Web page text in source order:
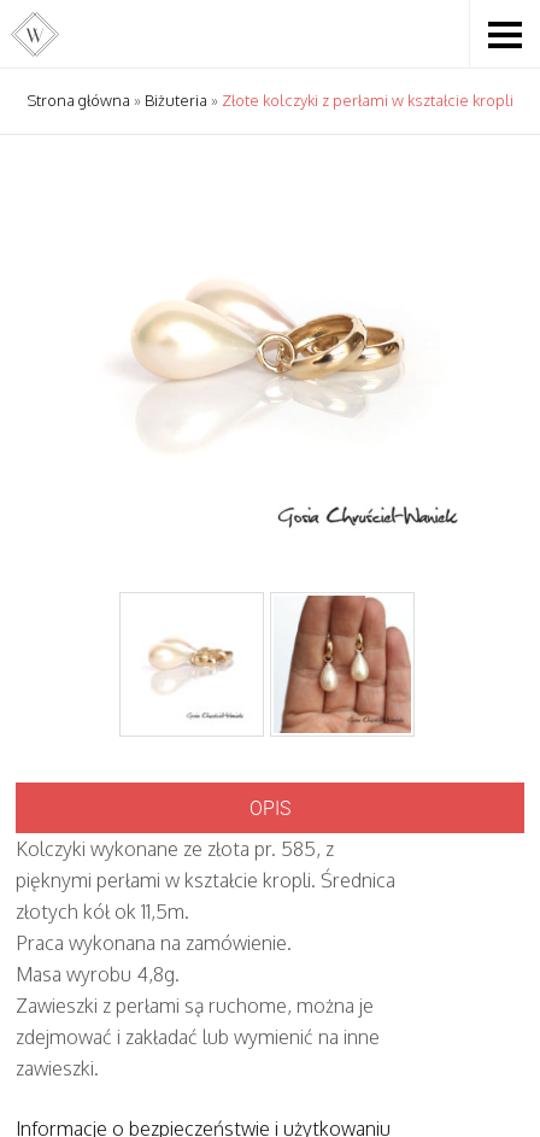
Strona główna » Biżuteria » Złote kolczyki z perłami w kształcie kropli
OPIS
Kolczyki wykonane ze złota pr. 585, z
pięknymi perłami w kształcie kropli. Średnica
złotych kół ok 11,5m.
Praca wykonana na zamówienie.
Masa wyrobu 4,8g.
Zawieszki z perłami są ruchome, można je
zdejmować i zakładać lub wymienić na inne
zawieszki.
Informacje o bezpieczeństwie i użytkowaniu